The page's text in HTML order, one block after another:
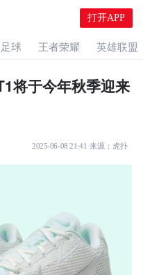
打开APP
球 王者荣耀 英雄联盟
将于今年秋季迎来
2025-06-08 21:41 来源： 虎扑